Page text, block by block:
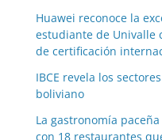
Huawei reconoce la
estudiante de Univalle
de certificación
IBCE revela los
boliviano
La gastronomía
con 18 restaurantes